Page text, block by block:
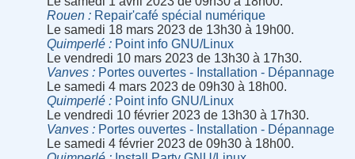
Rouen
Repair'café spécial numérique
Le samedi 18 mars 2023 de 13h30 à 19h00.
Quimperlé
Point info GNU/Linux
Le vendredi 10 mars 2023 de 13h30 à 17h30.
Vanves
Portes ouvertes - Installation - Dépannage
Le samedi 4 mars 2023 de 09h30 à 18h00.
Quimperlé
Point info GNU/Linux
Le vendredi 10 février 2023 de 13h30 à 17h30.
Vanves
Portes ouvertes - Installation - Dépannage
Le samedi 4 février 2023 de 09h30 à 18h00.